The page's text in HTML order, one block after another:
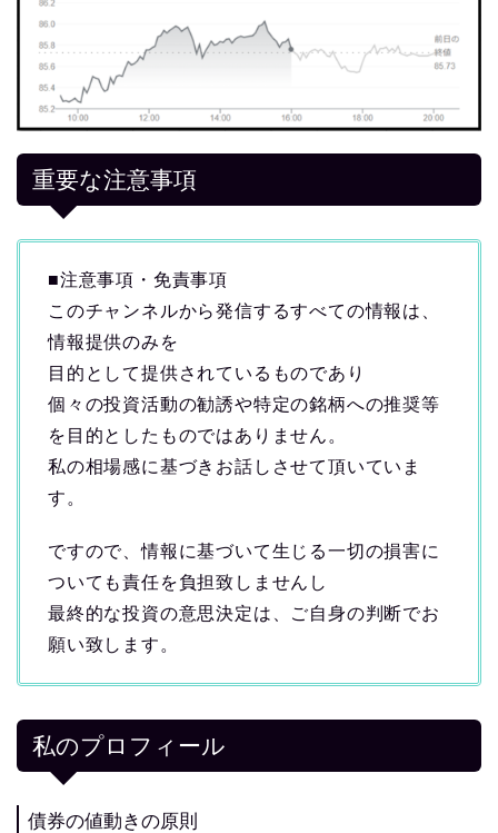
重要な注意事項
■注意事項・免責事項
このチャンネルから発信するすべての情報は、
情報提供のみを
目的として提供されているものであり
個々の投資活動の勧誘や特定の銘柄への推奨等
を目的としたものではありません。
私の相場感に基づきお話しさせて頂いていま
す。
ですので、情報に基づいて生じる一切の損害に
ついても責任を負担致しませんし
最終的な投資の意思決定は、ご自身の判断でお
願い致します。
私のプロフィール
債券の値動きの原則